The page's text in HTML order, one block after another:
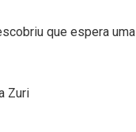
que espera uma
Zuri